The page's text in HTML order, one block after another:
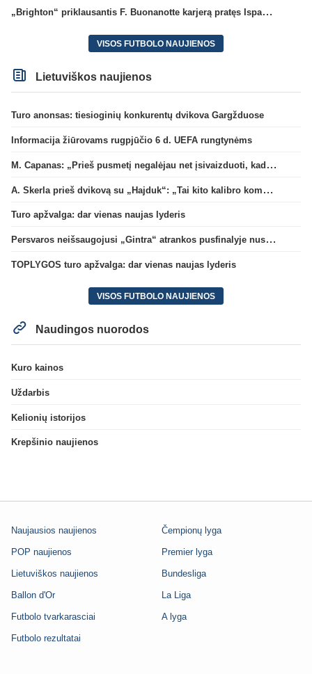
„Brighton“ priklausantis F. Buonanotte karjerą pratęs Ispanijoje
VISOS FUTBOLO NAUJIENOS
Lietuviškos naujienos
Turo anonsas: tiesioginių konkurentų dvikova Gargžduose
Informacija žiūrovams rugpjūčio 6 d. UEFA rungtynėms
M. Capanas: „Prieš pusmetį negalėjau net įsivaizduoti, kad žaisime prieš „Hajduk“
A. Skerla prieš dvikovą su „Hajduk“: „Tai kito kalibro komanda“
Turo apžvalga: dar vienas naujas lyderis
Persvaros neišsaugojusi „Gintra“ atrankos pusfinalyje nusileido Škotijos čempionėms
TOPLYGOS turo apžvalga: dar vienas naujas lyderis
VISOS FUTBOLO NAUJIENOS
Naudingos nuorodos
Kuro kainos
Uždarbis
Kelionių istorijos
Krepšinio naujienos
Naujausios naujienos
POP naujienos
Lietuviškos naujienos
Ballon d'Or
Futbolo tvarkarasciai
Futbolo rezultatai
Čempionų lyga
Premier lyga
Bundesliga
La Liga
A lyga